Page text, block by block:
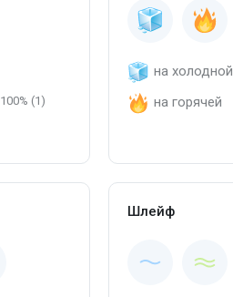
100% (1)
на холодной
на горячей
Шлейф